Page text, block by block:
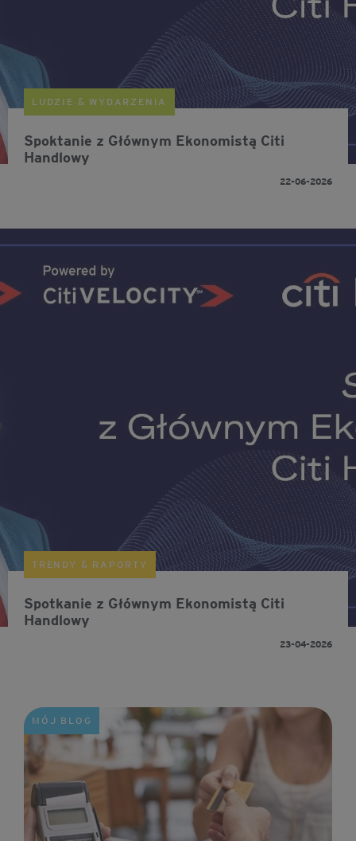
LUDZIE & WYDARZENIA
Spoktanie z Głównym Ekonomistą Citi
Handlowy
22-06-2026
TRENDY & RAPORTY
Spotkanie z Głównym Ekonomistą Citi
Handlowy
23-04-2026
MÓJ BLOG